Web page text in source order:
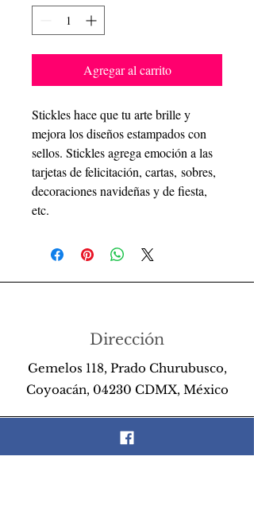
Agregar al carrito
Stickles hace que tu arte brille y
mejora los diseños estampados con
sellos. Stickles agrega emoción a las
tarjetas de felicitación, cartas, sobres,
decoraciones navideñas y de fiesta,
etc.
Dirección
Gemelos 118, Prado Churubusco,
Coyoacán, 04230 CDMX, México